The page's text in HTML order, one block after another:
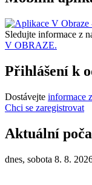
Sledujte informace z
V OBRAZE.
Přihlášení k
Dostávejte informace
Chci se zaregistrovat
Aktuální
dnes, sobota 8. 8.